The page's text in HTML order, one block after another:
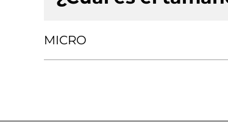
MICRO